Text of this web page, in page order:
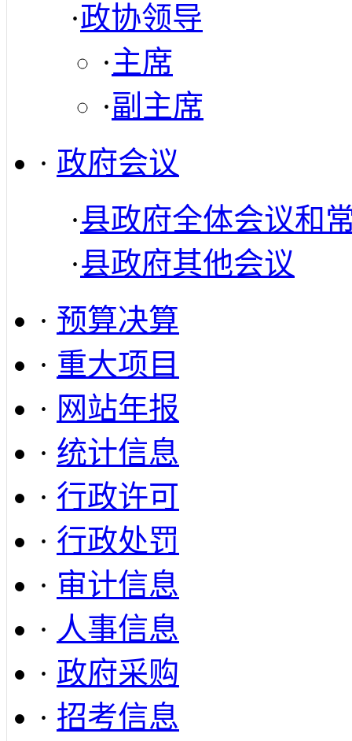
·政协领导
·主席
·副主席
· 政府会议
·县政府全体会议和
·县政府其他会议
· 预算决算
· 重大项目
· 网站年报
· 统计信息
· 行政许可
· 行政处罚
· 审计信息
· 人事信息
· 政府采购
· 招考信息